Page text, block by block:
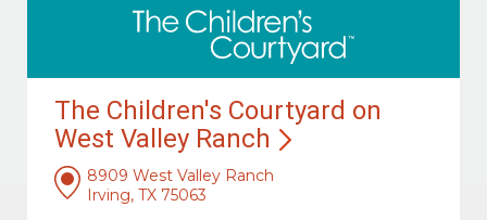
The Children's Courtyard on
West Valley Ranch
8909 West Valley Ranch
Irving, TX 75063